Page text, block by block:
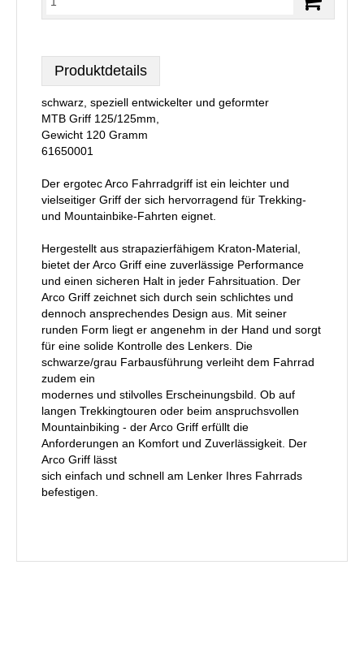
Produktdetails
schwarz, speziell entwickelter und geformter
MTB Griff 125/125mm,
Gewicht 120 Gramm
61650001
Der ergotec Arco Fahrradgriff ist ein leichter und
vielseitiger Griff der sich hervorragend für Trekking-
und Mountainbike-Fahrten eignet.
Hergestellt aus strapazierfähigem Kraton-Material,
bietet der Arco Griff eine zuverlässige Performance
und einen sicheren Halt in jeder Fahrsituation. Der
Arco Griff zeichnet sich durch sein schlichtes und
dennoch ansprechendes Design aus. Mit seiner
runden Form liegt er angenehm in der Hand und sorgt
für eine solide Kontrolle des Lenkers. Die
schwarze/grau Farbausführung verleiht dem Fahrrad
zudem ein
modernes und stilvolles Erscheinungsbild. Ob auf
langen Trekkingtouren oder beim anspruchsvollen
Mountainbiking - der Arco Griff erfüllt die
Anforderungen an Komfort und Zuverlässigkeit. Der
Arco Griff lässt
sich einfach und schnell am Lenker Ihres Fahrrads
befestigen.